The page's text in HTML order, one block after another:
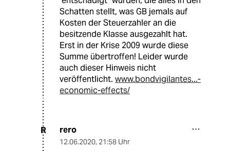
Schatten stellt, was GB jemals auf
Kosten der Steuerzahler an die
besitzende Klasse ausgezahlt hat.
Erst in der Krise 2009 wurde diese
Summe übertroffen! Leider wurde
auch dieser Hinweis nicht
veröffentlicht. www.bondvigilantes...-
economic-effects/
R rero
12.06.2020, 21:58 Uhr